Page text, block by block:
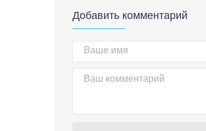
Добавить комментарий